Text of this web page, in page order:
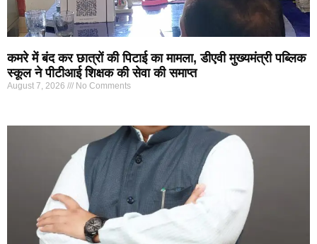
कमरे में बंद कर छात्रों की पिटाई का मामला, डीएवी मुख्यमंत्री पब्लिक
स्कूल ने पीटीआई शिक्षक की सेवा की समाप्त
August 7, 2026 No Comments